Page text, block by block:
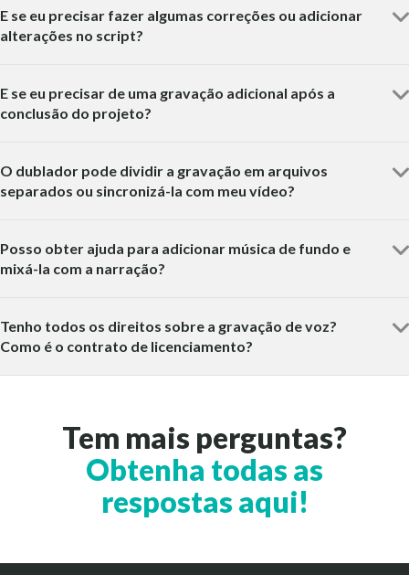
E se eu precisar fazer algumas correções ou adicionar
alterações no script?
E se eu precisar de uma gravação adicional após a
conclusão do projeto?
O dublador pode dividir a gravação em arquivos
separados ou sincronizá-la com meu vídeo?
Posso obter ajuda para adicionar música de fundo e
mixá-la com a narração?
Tenho todos os direitos sobre a gravação de voz?
Como é o contrato de licenciamento?
Tem mais perguntas?
Obtenha todas as
respostas aqui!